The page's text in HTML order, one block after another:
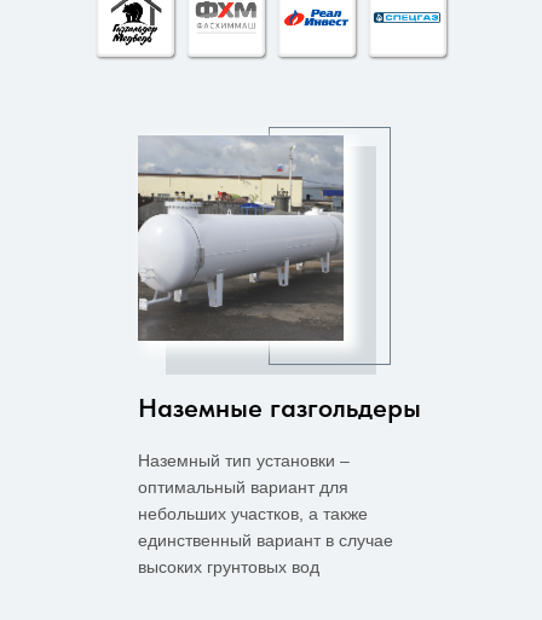
Наземные газгольдеры
Наземный тип установки –
оптимальный вариант для
небольших участков, а также
единственный вариант в случае
высоких грунтовых вод